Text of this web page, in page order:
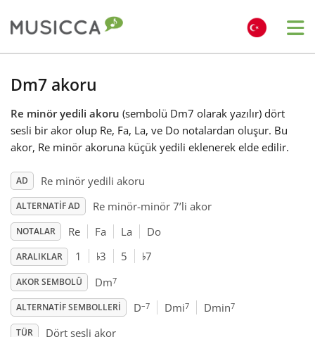
Български
Deutsch
English
Español
Dm7 akoru
Re minör yedili akoru (sembolü Dm7 olarak yazılır) dört
sesli bir akor olup Re, Fa, La, ve Do notalardan oluşur. Bu
akor, Re minör akoruna küçük yedili eklenerek elde edilir.
AD Re minör yedili akoru
ALTERNATIF AD Re minör-minör 7’li akor
NOTALAR Re Fa La Do
ARALIKLAR 1 ♭3 5 ♭7
AKOR SEMBOLÜ Dm7
ALTERNATIF SEMBOLLERI D–7 Dmi7 Dmin7
TÜR Dört sesli akor